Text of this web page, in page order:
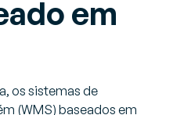
em
os sistemas de
(WMS) baseados em